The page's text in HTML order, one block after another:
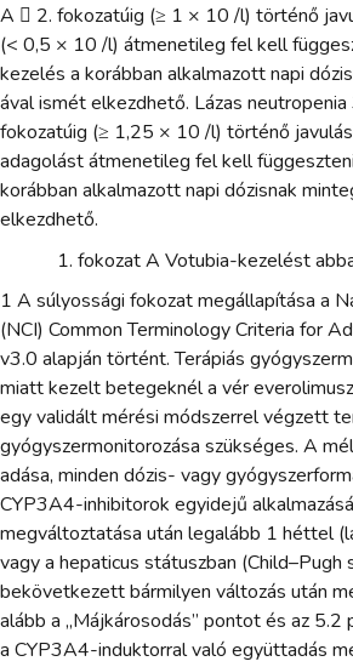
A  2. fokozatúig (≥ 1 × 10 /l) történő
(< 0,5 × 10 /l) átmenetileg fel kell
kezelés a korábban alkalmazott napi
ával ismét elkezdhető. Lázas
fokozatúig (≥ 1,25 × 10 /l) történő
adagolást átmenetileg fel kell
korábban alkalmazott napi dózisnak
elkezdhető.
fokozat A Votubia-kezelést
1 A súlyossági fokozat megállapítása a
(NCI) Common Terminology Criteria for
v3.0 alapján történt. Terápiás
miatt kezelt betegeknél a vér
egy validált mérési módszerrel végzett
gyógyszermonitorozása szükséges. A
adása, minden dózis- vagy
CYP3A4-inhibitorok egyidejű
megváltoztatása után legalább 1 héttel
vagy a hepaticus státuszban (Child–Pugh
bekövetkezett bármilyen változás után
alább a „Májkárosodás” pontot és az
a CYP3A4-induktorral való együttadás